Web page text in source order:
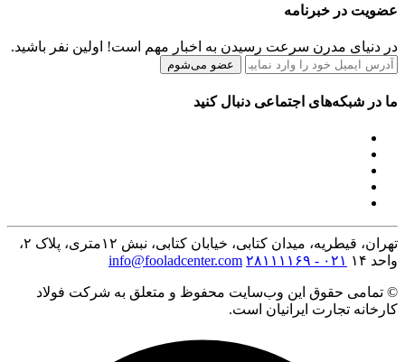
عضویت در خبرنامه
در دنیای مدرن سرعت رسیدن به اخبار مهم است! اولین نفر باشید.
عضو می‌شوم
ما در شبکه‌های اجتماعی دنبال کنید
تهران، قیطریه، میدان کتابی، خیابان کتابی، نبش ۱۲متری، پلاک ۲،
واحد ۱۴
۰۲۱ - ۲۸۱۱۱۱۶۹ info@fooladcenter.com
© تمامی حقوق این وب‌سایت محفوظ و متعلق به شرکت فولاد
کارخانه تجارت ایرانیان است.